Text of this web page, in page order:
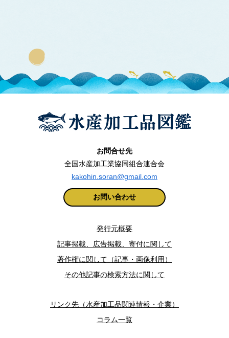
お問合せ先
全国水産加工業協同組合連合会
kakohin.soran@gmail.com
お問い合わせ
発行元概要
記事掲載、広告掲載、寄付に関して
著作権に関して（記事・画像利用）
その他記事の検索方法に関して
リンク先（水産加工品関連情報・企業）
コラム一覧